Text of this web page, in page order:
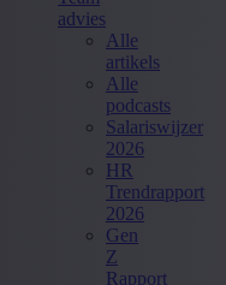
advies
Alle
artikels
Alle
podcasts
Salariswijzer
2026
HR
Trendrapport
2026
Gen
Z
Rapport